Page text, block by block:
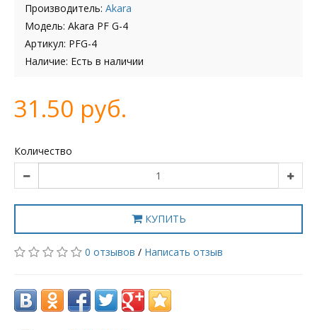
Производитель: Akara
Модель: Akara PF G-4
Артикул: PFG-4
Наличие: Есть в наличии
31.50 руб.
Количество
КУПИТЬ
0 отзывов / Написать отзыв